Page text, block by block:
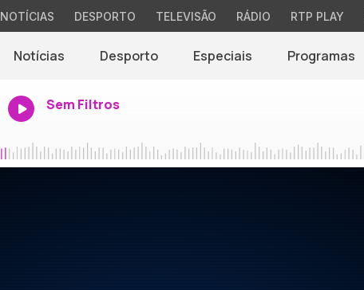
NOTÍCIAS DESPORTO TELEVISÃO RÁDIO RTP PLAY
Notícias Desporto Especiais Programas
Sem Filtros